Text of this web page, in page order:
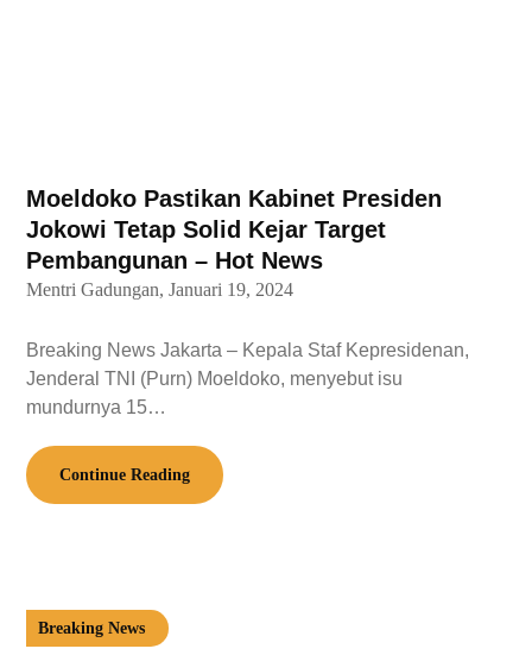
Moeldoko Pastikan Kabinet Presiden
Jokowi Tetap Solid Kejar Target
Pembangunan – Hot News
Mentri Gadungan, Januari 19, 2024
Breaking News Jakarta – Kepala Staf Kepresidenan,
Jenderal TNI (Purn) Moeldoko, menyebut isu
mundurnya 15…
Continue Reading
Breaking News